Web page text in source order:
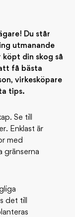
Du står
utmanande
din skog så
få bästa
virkesköpare
tips.
Se till
Enklast är
med
det till